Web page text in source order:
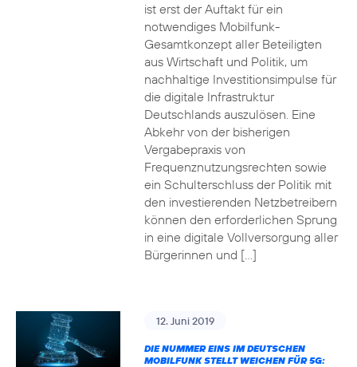
ist erst der Auftakt für ein
notwendiges Mobilfunk-
Gesamtkonzept aller Beteiligten
aus Wirtschaft und Politik, um
nachhaltige Investitionsimpulse für
die digitale Infrastruktur
Deutschlands auszulösen. Eine
Abkehr von der bisherigen
Vergabepraxis von
Frequenznutzungsrechten sowie
ein Schulterschluss der Politik mit
den investierenden Netzbetreibern
können den erforderlichen Sprung
in eine digitale Vollversorgung aller
Bürgerinnen und […]
12. Juni 2019
DIE NUMMER EINS IM DEUTSCHEN
MOBILFUNK STELLT WEICHEN FÜR 5G: